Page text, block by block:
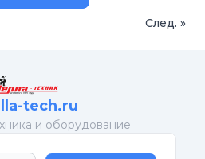
След. »
tech.ru
и оборудование